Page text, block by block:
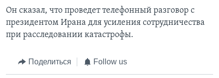
Он сказал, что проведет телефонный разговор с
президентом Ирана для усиления сотрудничества
при расследовании катастрофы.
Поделиться Follow us